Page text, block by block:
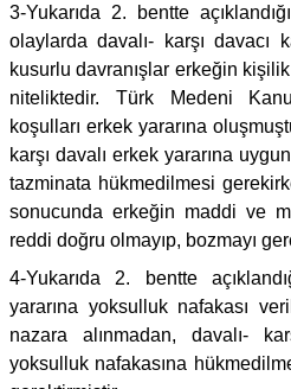
3-Yukarıda 2. bentte
olaylarda davalı- karşı davacı
kusurlu davranışlar erkeğin
niteliktedir. Türk Medeni
koşulları erkek yararına
karşı davalı erkek yararına
tazminata hükmedilmesi
sonucunda erkeğin maddi ve
reddi doğru olmayıp, bozmayı
4-Yukarıda 2. bentte
yararına yoksulluk nafakası
nazara alınmadan, davalı-
yoksulluk nafakasına